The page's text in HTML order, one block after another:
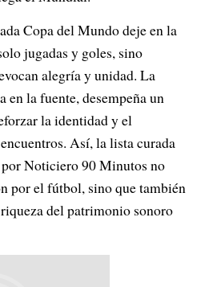
Copa del Mundo deje en la
jugadas y goles, sino
alegría y unidad. La
en la fuente, desempeña un
la identidad y el
Así, la lista curada
Noticiero 90 Minutos no
por el fútbol, sino que también
del patrimonio sonoro